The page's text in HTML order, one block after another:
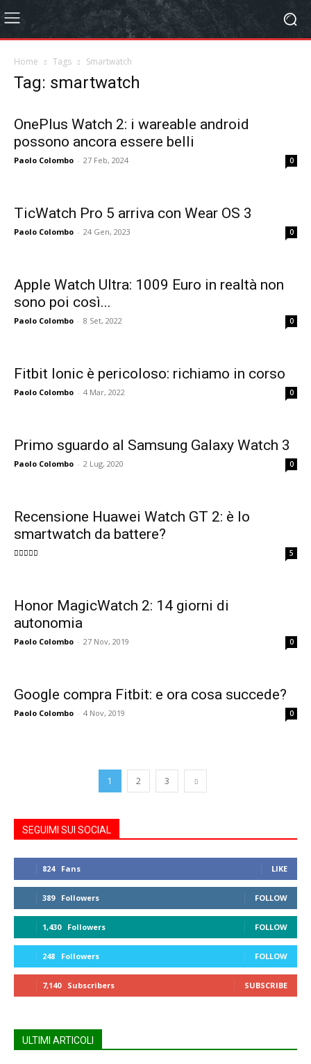
Home Tags Smartwatch
Tag: smartwatch
OnePlus Watch 2: i wareable android
possono ancora essere belli
Paolo Colombo - 27 Feb, 2024 0
TicWatch Pro 5 arriva con Wear OS 3
Paolo Colombo - 24 Gen, 2023 0
Apple Watch Ultra: 1009 Euro in realtà non
sono poi così...
Paolo Colombo - 8 Set, 2022 0
Fitbit Ionic è pericoloso: richiamo in corso
Paolo Colombo - 4 Mar, 2022 0
Primo sguardo al Samsung Galaxy Watch 3
Paolo Colombo - 2 Lug, 2020 0
Recensione Huawei Watch GT 2: è lo
smartwatch da battere?
5
Honor MagicWatch 2: 14 giorni di
autonomia
Paolo Colombo - 27 Nov, 2019 0
Google compra Fitbit: e ora cosa succede?
Paolo Colombo - 4 Nov, 2019 0
1 2 3
SEGUIMI SUI SOCIAL
824 Fans LIKE
389 Followers FOLLOW
1,430 Followers FOLLOW
248 Followers FOLLOW
7,140 Subscribers SUBSCRIBE
ULTIMI ARTICOLI